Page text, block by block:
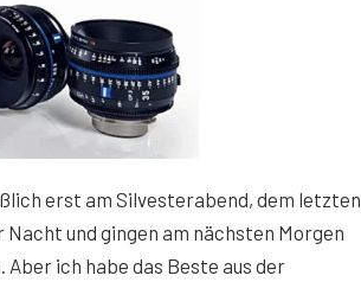
erst am Silvesterabend, dem letzten
und gingen am nächsten Morgen
ich habe das Beste aus der